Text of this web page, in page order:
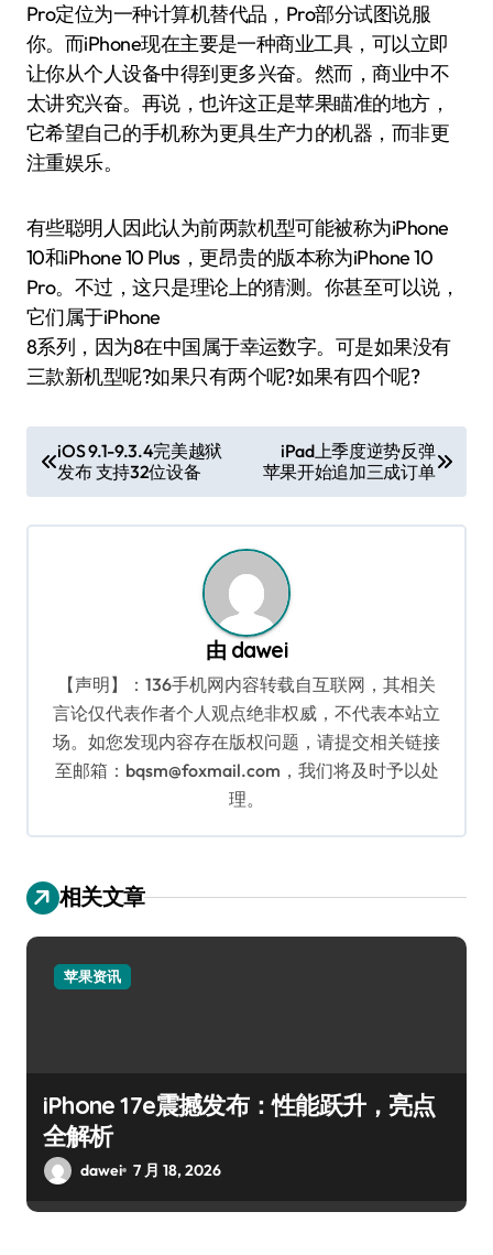
Pro定位为一种计算机替代品，Pro部分试图说服
你。而iPhone现在主要是一种商业工具，可以立即
让你从个人设备中得到更多兴奋。然而，商业中不
太讲究兴奋。再说，也许这正是苹果瞄准的地方，
它希望自己的手机称为更具生产力的机器，而非更
注重娱乐。
有些聪明人因此认为前两款机型可能被称为iPhone
10和iPhone 10 Plus，更昂贵的版本称为iPhone 10
Pro。不过，这只是理论上的猜测。你甚至可以说，
它们属于iPhone
8系列，因为8在中国属于幸运数字。可是如果没有
三款新机型呢?如果只有两个呢?如果有四个呢?
章
导
iOS 9.1-9.3.4完美越狱
发布 支持32位设备
iPad上季度逆势反弹
苹果开始追加三成订单
由 dawei
【声明】：136手机网内容转载自互联网，其相关
言论仅代表作者个人观点绝非权威，不代表本站立
场。如您发现内容存在版权问题，请提交相关链接
至邮箱：bqsm@foxmail.com，我们将及时予以处
理。
相关文章
苹果资讯
iPhone 17e震撼发布：性能跃升，亮点
全解析
dawei 7 月 18, 2026